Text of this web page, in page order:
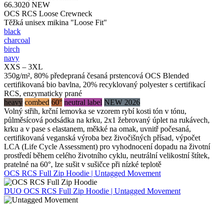
66.3020 NEW
OCS RCS Loose Crewneck
Těžká unisex mikina "Loose Fit"
black
charcoal
birch
navy
XXS – 3XL
350g/m², 80% předepraná česaná prstencová OCS Blended
certifikovaná bio bavlna, 20% recyklovaný polyester s certifikací
RCS, enzymaticky prané
heavy combed 60° neutral label NEW 2026
Volný střih, krční lemovka se vzorem rybí kosti tón v tónu,
půlměsícová podsádka na krku, 2x1 žebrovaný úplet na rukávech,
krku a v pase s elastanem, měkké na omak, uvnitř počesaná,
certifikovaná veganská výroba bez živočišných přísad, výpočet
LCA (Life Cycle Assessment) pro vyhodnocení dopadu na životní
prostředí během celého životního cyklu, neutrální velikostní štítek,
pratelné na 60°, lze sušit v sušičce při nízké teplotě
OCS RCS Full Zip Hoodie | Untagged Movement
DUO OCS RCS Full Zip Hoodie | Untagged Movement